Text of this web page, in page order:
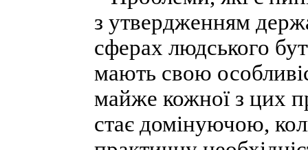
з утвердженням
сферах людського
мають свою
майже кожної з цих
стає домінуючою,